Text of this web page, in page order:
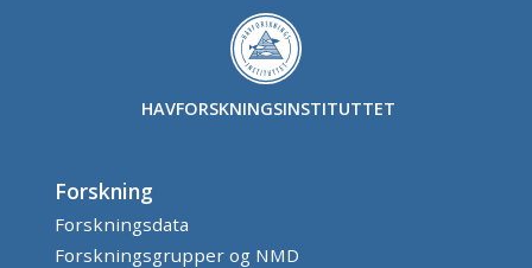
HAVFORSKNINGSINSTITUTTET
Forskning
Forskningsdata
Forskningsgrupper og NMD